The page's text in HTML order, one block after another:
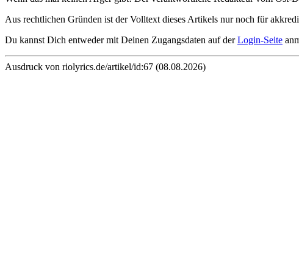
Aus rechtlichen Gründen ist der Volltext dieses Artikels nur noch für
Du kannst Dich entweder mit Deinen Zugangsdaten auf derLogin-Seite
Ausdruck von riolyrics.de/artikel/id:67 (08.08.2026)